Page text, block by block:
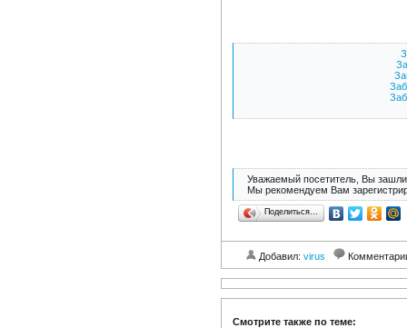
Уважаемый посетитель, Вы зашли
Мы рекомендуем Вам
Поделиться…
Добавил: virus
Смотрите также по теме: